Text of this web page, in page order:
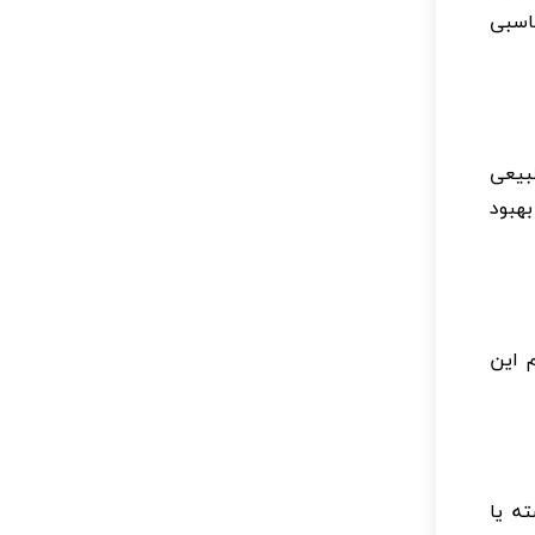
این
یا